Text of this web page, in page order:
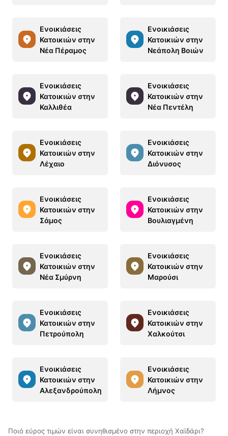
Ενοικιάσεις
Κατοικιών στην
Νέα Πέραμος
Ενοικιάσεις
Κατοικιών στην
Νεάπολη Βοιών
Ενοικιάσεις
Κατοικιών στην
Καλλιθέα
Ενοικιάσεις
Κατοικιών στην
Νέα Πεντέλη
Ενοικιάσεις
Κατοικιών στην
Λέχαιο
Ενοικιάσεις
Κατοικιών στην
Διόνυσος
Ενοικιάσεις
Κατοικιών στην
Σάμος
Ενοικιάσεις
Κατοικιών στην
Βουλιαγμένη
Ενοικιάσεις
Κατοικιών στην
Νέα Σμύρνη
Ενοικιάσεις
Κατοικιών στην
Μαρούσι
Ενοικιάσεις
Κατοικιών στην
Πετρούπολη
Ενοικιάσεις
Κατοικιών στην
Χαλκούτσι
Ενοικιάσεις
Κατοικιών στην
Αλεξανδρούπολη
Ενοικιάσεις
Κατοικιών στην
Λήμνος
Ποιό εύρος τιμών είναι συνηθισμένο στην περιοχή Χαϊδάρι?